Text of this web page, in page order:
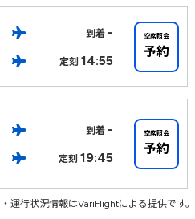
到着 -
定刻 14:55
空席照会
予約
到着 -
定刻 19:45
空席照会
予約
運行状況情報はVariFlightによる提供です。